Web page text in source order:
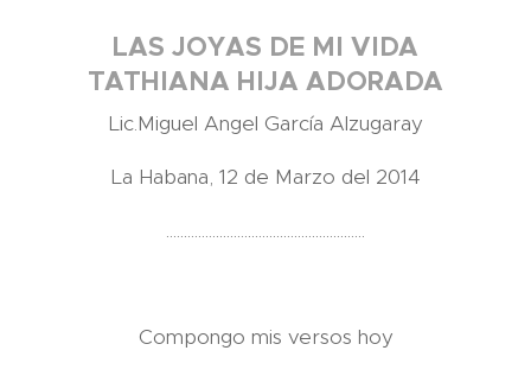
LAS JOYAS DE MI VIDA
TATHIANA HIJA ADORADA
Lic.Miguel Angel García Alzugaray
La Habana, 12 de Marzo del 2014
........................................................
Compongo mis versos hoy